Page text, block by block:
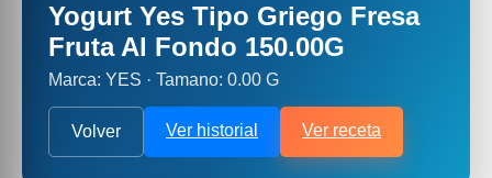
Yogurt Yes Tipo Griego Fresa
Fruta Al Fondo 150.00G
Marca: YES · Tamano: 0.00 G
Volver Ver historial Ver receta